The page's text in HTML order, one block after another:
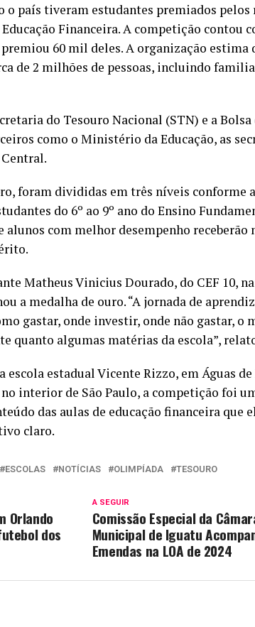
o país tiveram estudantes premiados pelos
Financeira. A competição contou
60 mil deles. A organização estima
de 2 milhões de pessoas, incluindo
do Tesouro Nacional (STN) e a Bolsa
como o Ministério da Educação, as
Central.
foram divididas em três níveis conforme
do 6º ao 9º ano do Ensino
alunos com melhor desempenho receberão
Matheus Vinicius Dourado, do CEF 10,
a medalha de ouro. “A jornada de
gastar, onde investir, onde não gastar, o
quanto algumas matérias da escola”,
escola estadual Vicente Rizzo, em Águas
interior de São Paulo, a competição foi
das aulas de educação financeira que
claro.
ESCOLAS NOTÍCIAS OLIMPÍADA TESOURO
A SEGUIR
Comissão Especial da
Municipal de Iguatu
Emendas na LOA de 2024
Orlando
dos